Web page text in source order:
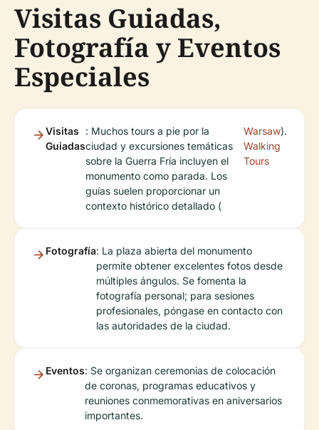
Visitas Guiadas,
Fotografía y Eventos
Especiales
Visitas
Guiadas
: Muchos tours a pie por la
ciudad y excursiones temáticas
sobre la Guerra Fría incluyen el
monumento como parada. Los
guías suelen proporcionar un
contexto histórico detallado (
Warsaw
Walking
Tours
).
Fotografía: La plaza abierta del monumento
permite obtener excelentes fotos desde
múltiples ángulos. Se fomenta la
fotografía personal; para sesiones
profesionales, póngase en contacto con
las autoridades de la ciudad.
Eventos: Se organizan ceremonias de colocación
de coronas, programas educativos y
reuniones conmemorativas en aniversarios
importantes.